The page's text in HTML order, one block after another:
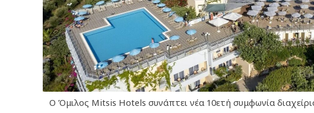
Ο Όμιλος Mitsis Hotels συνάπτει νέα 10ετή συμφωνία